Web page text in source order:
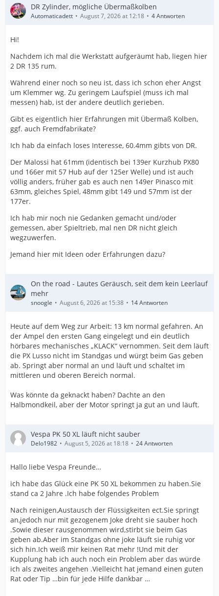
DR Zylinder, mögliche Übermaßkolben
Automaticadett August 7, 2026 at 12:18 4 Antworten
Hi!
Nachdem ich mal die Werkstatt aufgeräumt hab, liegen hier
2 DR 135 rum.
Während einer noch so neu ist, dass ich schon eher Angst
um Klemmer wg. Zu geringem Laufspiel (muss ich mal
messen) hab, ist der andere deutlich gerieben.
Gibt es eigentlich hier Erfahrungen mit Übermaß Kolben,
ggf. auch Fremdfabrikate?
Ich hab da einfach loses Interesse, 60.4mm gibts von DR.
Der Malossi hat 61mm (identisch bei 139er Kurzhub PX80
und 166er mit 57 Hub auf der 125er Welle) und ist auch
völlig anders, früher gab es auch nen 149er Pinasco mit
63mm, gleiches Spiel, 48mm gibt 149 und 57mm ist der
177er.
Ich hab mir noch nie Gedanken gemacht und/oder
gemessen, aber Spieltrieb, mal nen DR nicht gleich
wegzuwerfen.
Jemand hier mit Ideen oder Erfahrungen dazu?
On the road - Lautes Geräusch, seit dem kein Leerlauf
mehr
snoogle August 6, 2026 at 15:38 14 Antworten
Heute auf dem Weg zur Arbeit: 13 km normal gefahren. An
der Ampel den ersten Gang eingelegt und ein deutlich
hörbares mechanisches „KLACK“ vernommen. Seit dem läuft
die PX Lusso nicht im Standgas und würgt beim Gas geben
ab. Springt aber normal an und läuft und schaltet im
mittleren und oberen Bereich normal.
Was könnte da geknackt haben? Dachte an den
Halbmondkeil, aber der Motor springt ja gut an und läuft.
Vespa PK 50 XL läuft nicht sauber
Delo1982 August 5, 2026 at 18:18 24 Antworten
Hallo liebe Vespa Freunde…
ich habe das Glück eine PK 50 XL bekommen zu haben.Sie
stand ca 2 Jahre .Ich habe folgendes Problem
Nach reinigen,Austausch der Flüssigkeiten ect.Sie springt
an,jedoch nur mit gezogenem Joke dreht sie sauber hoch
.Sowie dieser rausgenommen wird,stirbt sie beim Gas
geben ab.Aber im Standgas ohne joke läuft sie ruhig vor
sich hin.Ich weiß mir keinen Rat mehr !Und mit der
Kupplung hab ich auch noch ein Problem aber das würde
ich als zweites angehen .Vielleicht hat jemand einen guten
Rat oder Tip …bin für jede Hilfe dankbar …